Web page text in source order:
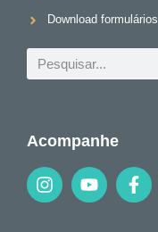
Download formulários
Acompanhe